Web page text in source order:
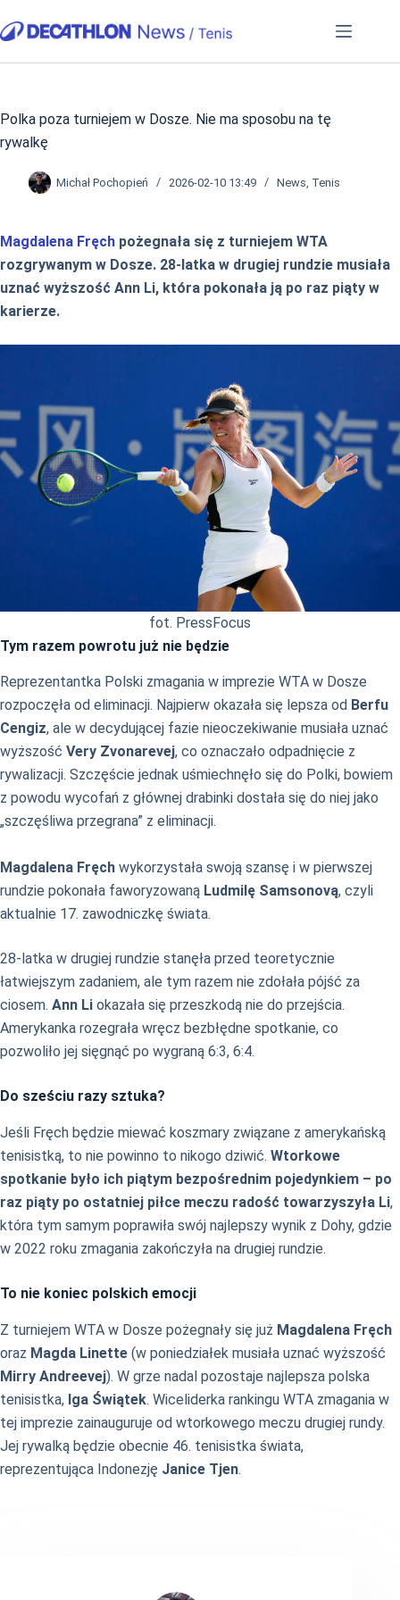
do
Polka poza turniejem w Dosze. Nie ma sposobu na tę
rywalkę
Michał Pochopień 2026-02-10 13:49 News Tenis
Magdalena Fręch pożegnała się z turniejem WTA
rozgrywanym w Dosze. 28-latka w drugiej rundzie musiała
uznać wyższość Ann Li, która pokonała ją po raz piąty w
karierze.
fot. PressFocus
Tym razem powrotu już nie będzie
Reprezentantka Polski zmagania w imprezie WTA w Dosze
rozpoczęła od eliminacji. Najpierw okazała się lepsza od Berfu
Cengiz, ale w decydującej fazie nieoczekiwanie musiała uznać
wyższość Very Zvonarevej, co oznaczało odpadnięcie z
rywalizacji. Szczęście jednak uśmiechnęło się do Polki, bowiem
z powodu wycofań z głównej drabinki dostała się do niej jako
„szczęśliwa przegrana” z eliminacji.
Magdalena Fręch wykorzystała swoją szansę i w pierwszej
rundzie pokonała faworyzowaną Ludmilę Samsonovą, czyli
aktualnie 17. zawodniczkę świata.
28-latka w drugiej rundzie stanęła przed teoretycznie
łatwiejszym zadaniem, ale tym razem nie zdołała pójść za
ciosem. Ann Li okazała się przeszkodą nie do przejścia.
Amerykanka rozegrała wręcz bezbłędne spotkanie, co
pozwoliło jej sięgnąć po wygraną 6:3, 6:4.
Do sześciu razy sztuka?
Jeśli Fręch będzie miewać koszmary związane z amerykańską
tenisistką, to nie powinno to nikogo dziwić. Wtorkowe
spotkanie było ich piątym bezpośrednim pojedynkiem – po
raz piąty po ostatniej piłce meczu radość towarzyszyła Li,
która tym samym poprawiła swój najlepszy wynik z Dohy, gdzie
w 2022 roku zmagania zakończyła na drugiej rundzie.
To nie koniec polskich emocji
Z turniejem WTA w Dosze pożegnały się już Magdalena Fręch
oraz Magda Linette (w poniedziałek musiała uznać wyższość
Mirry Andreevej). W grze nadal pozostaje najlepsza polska
tenisistka, Iga Świątek. Wiceliderka rankingu WTA zmagania w
tej imprezie zainauguruje od wtorkowego meczu drugiej rundy.
Jej rywalką będzie obecnie 46. tenisistka świata,
reprezentująca Indonezję Janice Tjen.